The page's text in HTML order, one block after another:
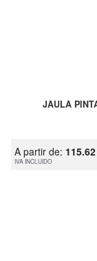
JAULA
A partir de:
IVA INCLUIDO